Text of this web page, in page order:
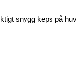
snygg keps på